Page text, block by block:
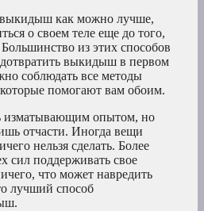
выкидыш как можно лучше,
о своем теле еще до того,
из этих способов
выкидыш в первом
соблюдать все методы
помогают вам обоим.
опытом, но
отчасти. Иногда вещи
нельзя сделать. Более
сил поддерживать свое
что может навредить
лучший способ